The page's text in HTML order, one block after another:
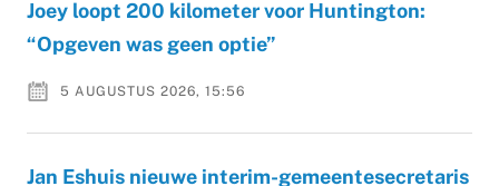
Joey loopt 200 kilometer voor Huntington:
“Opgeven was geen optie”
5 AUGUSTUS 2026, 15:56
Jan Eshuis nieuwe interim-gemeentesecretaris